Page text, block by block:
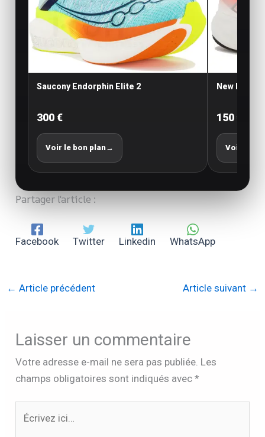
Saucony Endorphin Elite 2
300 €
Voir le bon plan→
New
150 €
Voir le
Partager l'article :
Facebook Twitter Linkedin WhatsApp
← Article précédent Article suivant →
Laisser un commentaire
Votre adresse e-mail ne sera pas publiée. Les
champs obligatoires sont indiqués avec*